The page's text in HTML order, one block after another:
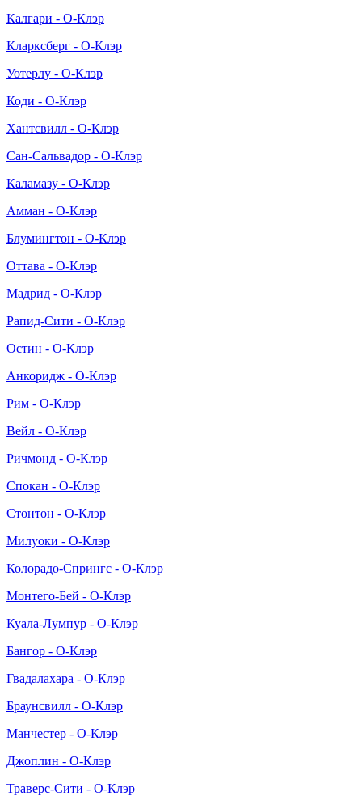
Калгари - О-Клэр
Кларксберг - О-Клэр
Уотерлу - О-Клэр
Коди - О-Клэр
Хантсвилл - О-Клэр
Сан-Сальвадор - О-Клэр
Каламазу - О-Клэр
Амман - О-Клэр
Блумингтон - О-Клэр
Оттава - О-Клэр
Мадрид - О-Клэр
Рапид-Сити - О-Клэр
Остин - О-Клэр
Анкоридж - О-Клэр
Рим - О-Клэр
Вейл - О-Клэр
Ричмонд - О-Клэр
Спокан - О-Клэр
Стонтон - О-Клэр
Милуоки - О-Клэр
Колорадо-Спрингс - О-Клэр
Монтего-Бей - О-Клэр
Куала-Лумпур - О-Клэр
Бангор - О-Клэр
Гвадалахара - О-Клэр
Браунсвилл - О-Клэр
Манчестер - О-Клэр
Джоплин - О-Клэр
Траверс-Сити - О-Клэр